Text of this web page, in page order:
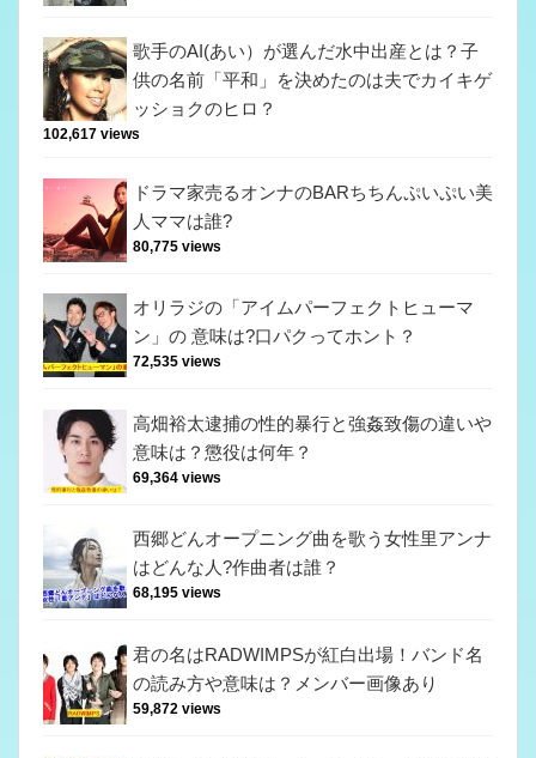
歌手のAI(あい）が選んだ水中出産とは？子
供の名前「平和」を決めたのは夫でカイキゲ
ッショクのヒロ？
102,617 views
ドラマ家売るオンナのBARちちんぷいぷい美
人ママは誰?
80,775 views
オリラジの「アイムパーフェクトヒューマ
ン」の 意味は?口パクってホント？
72,535 views
高畑裕太逮捕の性的暴行と強姦致傷の違いや
意味は？懲役は何年？
69,364 views
西郷どんオープニング曲を歌う女性里アンナ
はどんな人?作曲者は誰？
68,195 views
君の名はRADWIMPSが紅白出場！バンド名
の読み方や意味は？メンバー画像あり
59,872 views